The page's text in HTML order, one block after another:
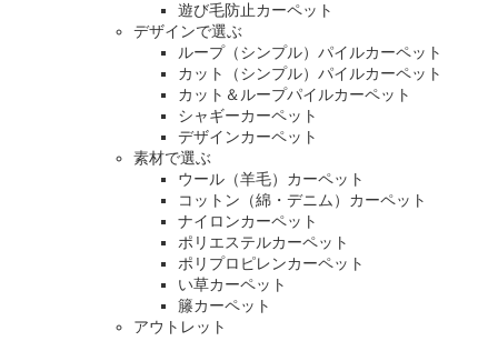
遊び毛防止カーペット
デザインで選ぶ
ループ（シンプル）パイルカーペット
カット（シンプル）パイルカーペット
カット＆ループパイルカーペット
シャギーカーペット
デザインカーペット
素材で選ぶ
ウール（羊毛）カーペット
コットン（綿・デニム）カーペット
ナイロンカーペット
ポリエステルカーペット
ポリプロピレンカーペット
い草カーペット
籐カーペット
アウトレット